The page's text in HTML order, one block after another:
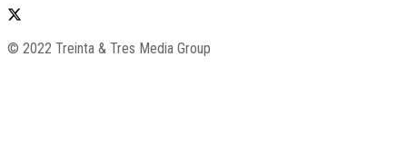
© 2022 Treinta & Tres Media Group